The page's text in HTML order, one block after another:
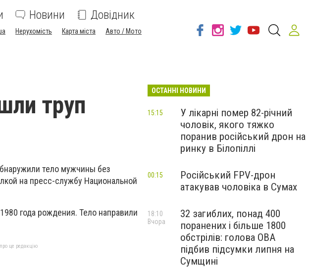
Новини Довідник
Нерухомість Карта міста
Авто / Мото
труп
тело мужчины без
на пресс-службу Национальной
года рождения. Тело направили
це редакцію
ОСТАННІ НОВИНИ
У лікарні помер 82-річний
чоловік, якого тяжко
поранив російський дрон на
ринку в Білопіллі
15:15
Російський FPV-дрон
атакував чоловіка в Сумах
00:15
32 загиблих, понад 400
поранених і більше 1800
обстрілів: голова ОВА
підбив підсумки липня на
Сумщині
18:10
Вчора